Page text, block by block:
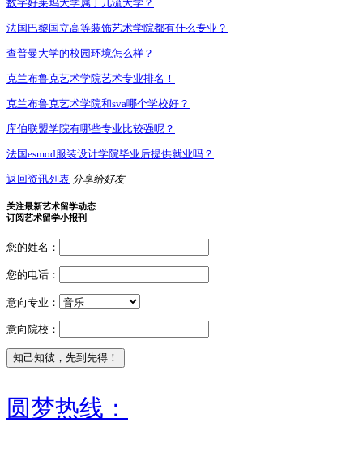
数字好莱坞大学属于几流大学？
法国巴黎国立高等装饰艺术学院都有什么专业？
查普曼大学的校园环境怎么样？
克兰布鲁克艺术学院艺术专业排名！
克兰布鲁克艺术学院和sva哪个学校好？
库伯联盟学院有哪些专业比较强呢？
法国esmod服装设计学院毕业后提供就业吗？
返回资讯列表 分享给好友
关注最新艺术留学动态
订阅艺术留学小报刊
您的姓名：
您的电话：
意向专业：
意向院校：
圆梦热线：